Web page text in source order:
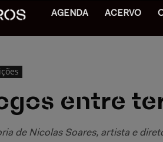
AGENDA ACERVO
entre
de Nicolas Soares, artista e